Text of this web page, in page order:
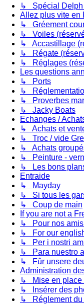
↳ Spécial Delph
Allez plus vite en
↳ Gréement
↳ Voiles
↳ Accastillage
↳ Régate
↳ Réglages
Les questions
↳ Ports
↳
↳ Proverbes
↳ Jacky Boats
Echanges /
↳ Achats et
↳ Troc / vide
↳ Achats
↳ Peinture -
↳ Les bons
Entraide
↳ Mayday
↳ Si tous les
↳ Coup de main
If you are not a
↳ Pour nos amis
↳ For our
↳ Per i nostri
↳ Para nuestro
↳ Fûr unsere
Administration
↳ Mise en place
↳ Insérer des
↳ Réglement du